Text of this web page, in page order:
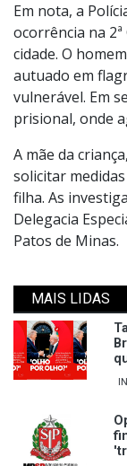
Em nota, a
ocorrência na
cidade. O
autuado em
vulnerável. Em
prisional, onde
A mãe da
solicitar
filha. As
Delegacia
Patos de Minas.
MAIS LIDAS